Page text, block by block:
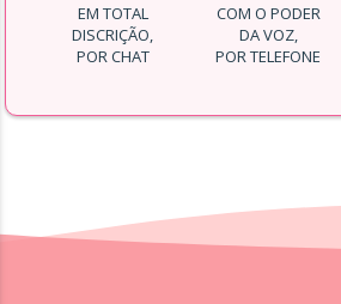
EM TOTAL
DISCRIÇÃO,
POR CHAT
COM O PODER
DA VOZ,
POR TELEFONE